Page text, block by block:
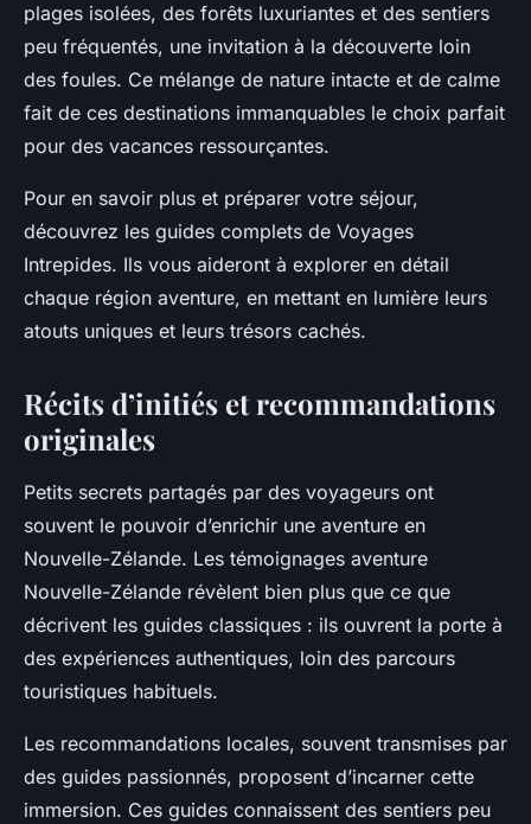
plages isolées, des forêts luxuriantes et des sentiers
peu fréquentés, une invitation à la découverte loin
des foules. Ce mélange de nature intacte et de calme
fait de ces destinations immanquables le choix parfait
pour des vacances ressourçantes.
Pour en savoir plus et préparer votre séjour,
découvrez les guides complets de Voyages
Intrepides. Ils vous aideront à explorer en détail
chaque région aventure, en mettant en lumière leurs
atouts uniques et leurs trésors cachés.
Récits d’initiés et recommandations
originales
Petits secrets partagés par des voyageurs ont
souvent le pouvoir d’enrichir une aventure en
Nouvelle-Zélande. Les témoignages aventure
Nouvelle-Zélande révèlent bien plus que ce que
décrivent les guides classiques : ils ouvrent la porte à
des expériences authentiques, loin des parcours
touristiques habituels.
Les recommandations locales, souvent transmises par
des guides passionnés, proposent d’incarner cette
immersion. Ces guides connaissent des sentiers peu